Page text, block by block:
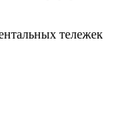
тележек